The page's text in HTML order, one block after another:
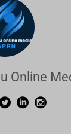
Online